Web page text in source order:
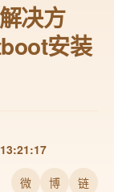
决方
安装
微 博 链